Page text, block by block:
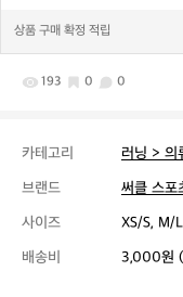
상품 구매 확정 적립
193 0 0
카테고리
러닝 > 의
브랜드
써클 스포
사이즈
XS/S, M/L
배송비
3,000원 (